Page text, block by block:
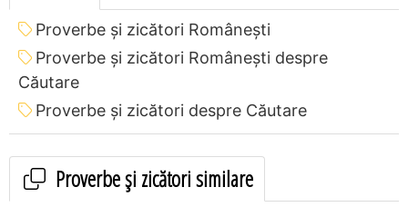
Proverbe și zicători Româneşti
Proverbe și zicători Româneşti despre
Căutare
Proverbe și zicători despre Căutare
Proverbe și zicători similare